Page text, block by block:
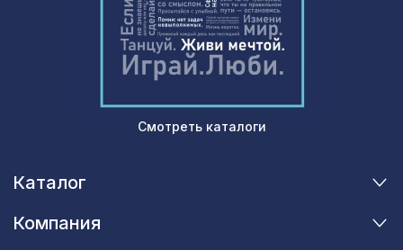
Смотреть каталоги
Каталог
Компания